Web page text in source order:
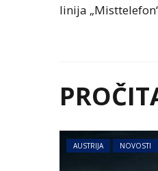
linija
AUSTRIJA NOVOSTI